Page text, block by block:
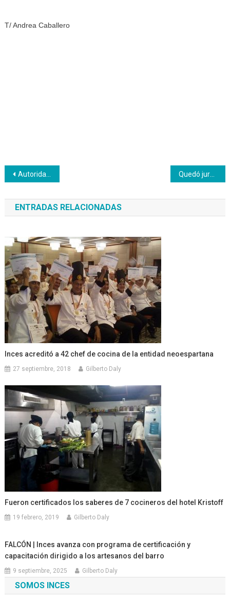
T/ Andrea Caballero
Navegación
de
entradas
Autoridades del Inces y Cenda invitadas al programa televisivo “Revista Matutina VIP” Quedó juramentado el comando juvenil de campaña Simón Bolívar en Cojedes
ENTRADAS RELACIONADAS
Inces acreditó a 42 chef de cocina de la entidad neoespartana
27 septiembre, 2018 Gilberto Daly
Fueron certificados los saberes de 7 cocineros del hotel Kristoff
19 febrero, 2019 Gilberto Daly
FALCÓN | Inces avanza con programa de certificación y
capacitación dirigido a los artesanos del barro
9 septiembre, 2025 Gilberto Daly
SOMOS INCES